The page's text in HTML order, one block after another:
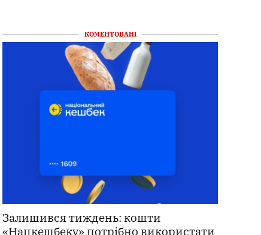
КОМЕНТОВАНІ
Залишився тиждень: кошти
«Нацкешбеку» потрібно використати